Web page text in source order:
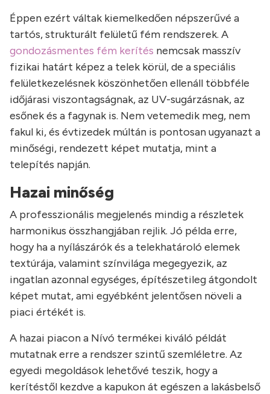
Éppen ezért váltak kiemelkedően népszerűvé a
tartós, strukturált felületű fém rendszerek. A
gondozásmentes fém kerítés nemcsak masszív
fizikai határt képez a telek körül, de a speciális
felületkezelésnek köszönhetően ellenáll többféle
időjárasi viszontagságnak, az UV-sugárzásnak, az
esőnek és a fagynak is. Nem vetemedik meg, nem
fakul ki, és évtizedek múltán is pontosan ugyanazt a
minőségi, rendezett képet mutatja, mint a
telepítés napján.
Hazai minőség
A professzionális megjelenés mindig a részletek
harmonikus összhangjában rejlik. Jó példa erre,
hogy ha a nyílászárók és a telekhatároló elemek
textúrája, valamint színvilága megegyezik, az
ingatlan azonnal egységes, építészetileg átgondolt
képet mutat, ami egyébként jelentősen növeli a
piaci értékét is.
A hazai piacon a Nívó termékei kiváló példát
mutatnak erre a rendszer szintű szemléletre. Az
egyedi megoldások lehetővé teszik, hogy a
kerítéstől kezdve a kapukon át egészen a lakásbelső